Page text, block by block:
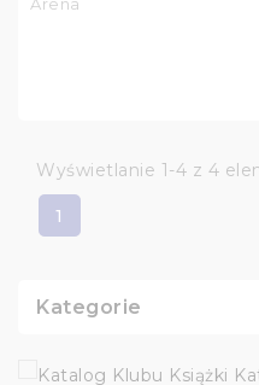
Wyświetlanie 1-4 z 4
1
Kategorie